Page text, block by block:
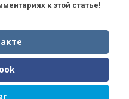
к этой статье!